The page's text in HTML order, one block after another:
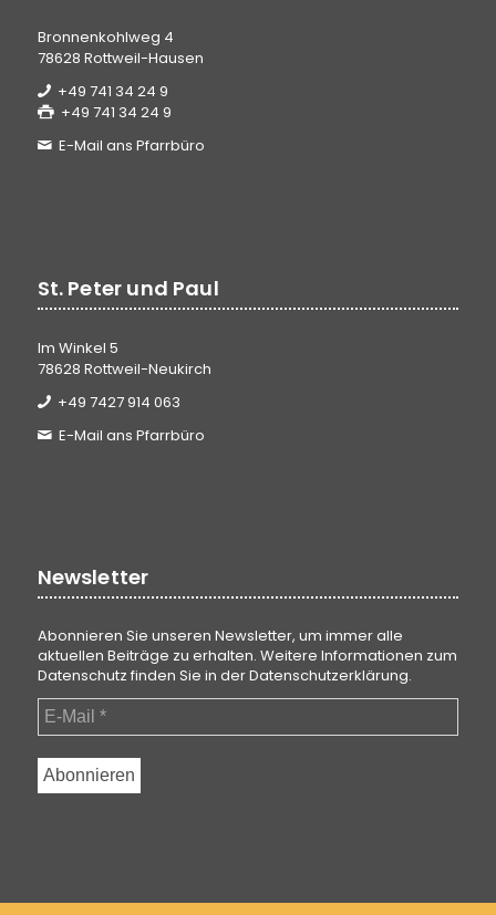
Bronnenkohlweg 4
78628 Rottweil-Hausen
+49 741 34 24 9
+49 741 34 24 9
E-Mail ans Pfarrbüro
St. Peter und Paul
Im Winkel 5
78628 Rottweil-Neukirch
+49 7427 914 063
E-Mail ans Pfarrbüro
Newsletter
Abonnieren Sie unseren Newsletter, um immer alle
aktuellen Beiträge zu erhalten. Weitere Informationen zum
Datenschutz finden Sie in derDatenschutzerklärung.